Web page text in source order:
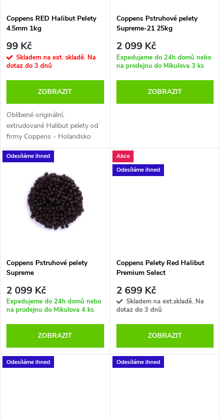
p
r
o
d
u
k
s
p
r
o
d
u
k
Coppens RED Halibut Pelety
4.5mm 1kg
99 Kč
Skladem na ext. skladě. Na
dotaz do 3 dnů
ZOBRAZIT
Oblíbené originální,
extrudované Halibut pelety od
firmy Coppens - Holandsko
Coppens Pstruhové pelety
Supreme-21 25kg
2 099 Kč
Expedujeme do 24h domů nebo
na prodejnu do Mikulova 3 ks
ZOBRAZIT
Odesíláme ihned
Coppens Pstruhové pelety
Supreme
2 099 Kč
Expedujeme do 24h domů nebo
na prodejnu do Mikulova 4 ks
ZOBRAZIT
Akce
Odesíláme ihned
Coppens Pelety Red Halibut
Premium Select
2 699 Kč
Skladem na ext.skladě. Na
dotaz do 3 dnů
ZOBRAZIT
Odesíláme ihned Odesíláme ihned